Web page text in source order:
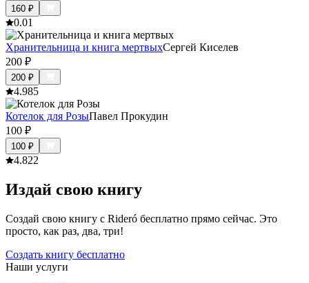
160 ₽
0.01
Хранительница и книга мертвыхСергей Киселев
200 ₽
200 ₽
4.985
Котелок для РозыПавел Прокудин
100 ₽
100 ₽
4.822
Издай свою книгу
Создай свою книгу с Rideró бесплатно прямо сейчас. Это
просто, как раз, два, три!
Создать книгу бесплатно
Наши услуги